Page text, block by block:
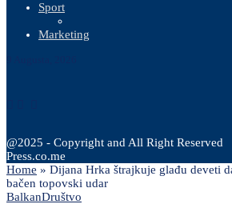
Sport
Marketing
@2025 - Copyright and All Right Reserved
Press.co.me
Home » Dijana Hrka štrajkuje glađu deveti
bačen topovski udar
BalkanDruštvo